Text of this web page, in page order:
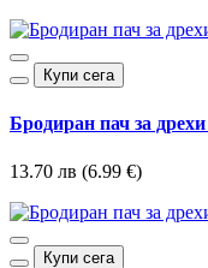
Купи сега
Бродиран пач за
13.70 лв (6.99 €)
Купи сега